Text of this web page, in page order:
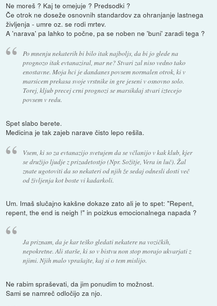
Ne moreš ? Kaj te omejuje ? Predsodki ?
Če otrok ne doseže osnovnih standardov za ohranjanje lastnega
življenja - umre oz. se rodi mrtev.
A 'narava' pa lahko to počne, pa se noben ne 'buni' zaradi tega ?
Po mnenju nekaterih bi bilo itak najboljs, da bi jo glede na
prognozo itak evtanaziral, mar ne? Stvari zal niso vedno tako
enostavne. Moja hci je dandanes povsem normalen otrok, ki v
marsicem prekasa svoje vrstnike in gre jeseni v osnovno solo.
Torej, kljub precej crni prognozi se marsikdaj stvari iztecejo
povsem v redu.
Spet slabo berete.
Medicina je tak zajeb narave čisto lepo rešila.
Vsem, ki so za evtanazijo svetujem da se včlanijo v kak klub, kjer
se družijo ljudje z prizadetostjo (Npr. Sožitje, Vera in luč). Žal
znate ugotoviti da so nekateri od njih že sedaj odnesli dosti več
od življenja kot boste vi kadarkoli.
Um. Imaš slučajno kakšne dokaze zato ali je to spet: "Repent,
repent, the end is neigh !" in poizkus emocionalnega napada ?
Ja priznam, da je kar teško gledati nekatere na vozičkih,
nepokretne. Ali starše, ki so v bistvu non stop morajo ukvarjati z
njimi. Njih malo vprašajte, kaj si o tem mislijo.
Ne rabim spraševati, da jim ponudim to možnost.
Sami se namreč odločijo za njo.